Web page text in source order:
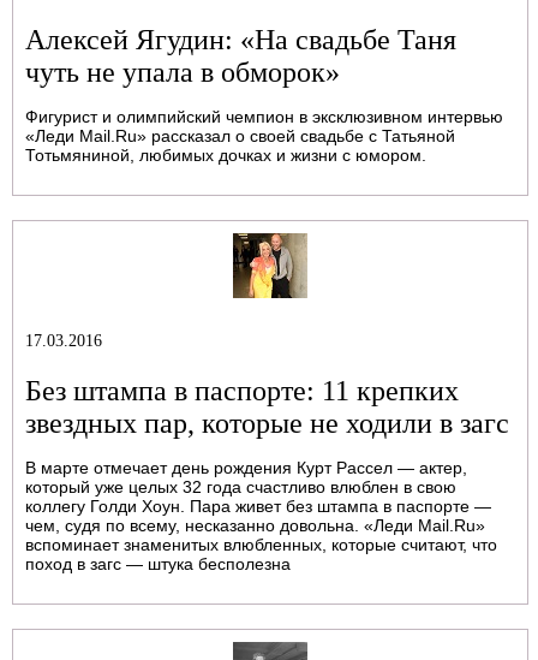
Алексей Ягудин: «На свадьбе Таня
чуть не упала в обморок»
Фигурист и олимпийский чемпион в эксклюзивном интервью
«Леди Mail.Ru» рассказал о своей свадьбе с Татьяной
Тотьмяниной, любимых дочках и жизни с юмором.
17.03.2016
Без штампа в паспорте: 11 крепких
звездных пар, которые не ходили в загс
В марте отмечает день рождения Курт Рассел — актер,
который уже целых 32 года счастливо влюблен в свою
коллегу Голди Хоун. Пара живет без штампа в паспорте —
чем, судя по всему, несказанно довольна. «Леди Mail.Ru»
вспоминает знаменитых влюбленных, которые считают, что
поход в загс — штука бесполезна